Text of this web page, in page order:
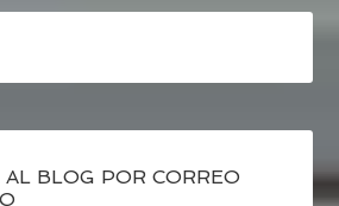
BLOG POR CORREO